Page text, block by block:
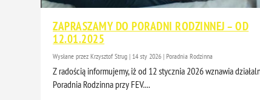
ZAPRASZAMY DO PORADNI RODZINNEJ – OD
12.01.2025
Wysłane przezKrzysztof Strug | 14 sty 2026 |Poradnia Rodzinna
Z radością informujemy, iż od 12 stycznia 2026 wznawia
Poradnia Rodzinna przy FEV....